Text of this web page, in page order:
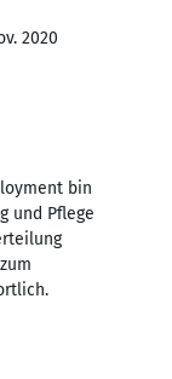
2020
bin
und Pflege